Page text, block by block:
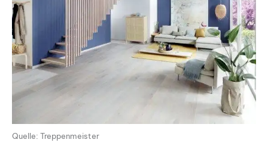
Quelle: Treppenmeister